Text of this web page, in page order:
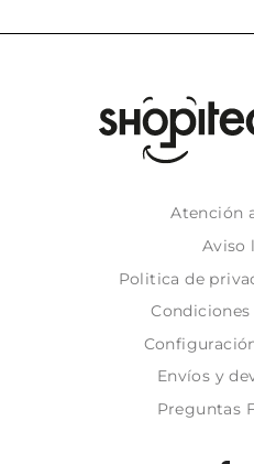
Atención
Aviso
Politica de
Envíos y
Preguntas